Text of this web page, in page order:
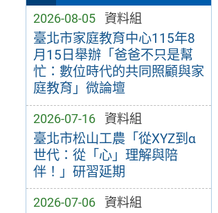
2026-08-05 資料組
臺北市家庭教育中心115年8
月15日舉辦「爸爸不只是幫
忙：數位時代的共同照顧與家
庭教育」微論壇
2026-07-16 資料組
臺北市松山工農「從XYZ到α
世代：從「心」理解與陪
伴！」研習延期
2026-07-06 資料組